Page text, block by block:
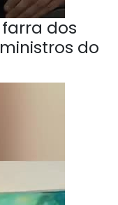
dos
do